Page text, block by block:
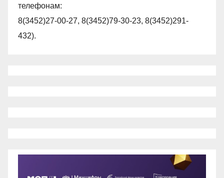
телефонам:
8(3452)27-00-27, 8(3452)79-30-23, 8(3452)291-
432).